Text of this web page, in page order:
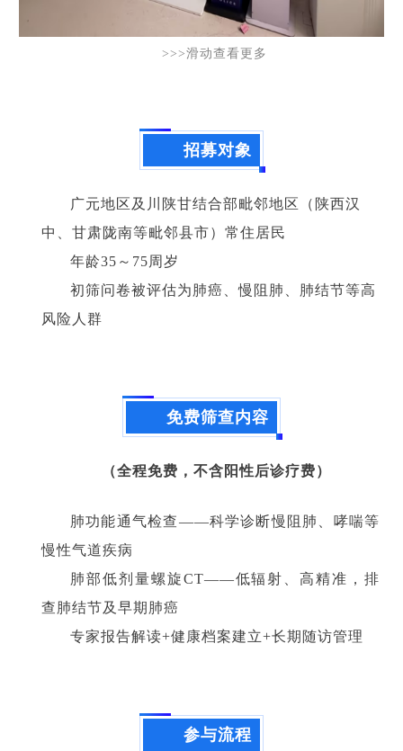
>>>滑动查看更多
招募对象
广元地区及川陕甘结合部毗邻地区（陕西汉
中、甘肃陇南等毗邻县市）常住居民
年龄35～75周岁
初筛问卷被评估为肺癌、慢阻肺、肺结节等高
风险人群
免费筛查内容
（全程免费，不含阳性后诊疗费）
肺功能通气检查——科学诊断慢阻肺、哮喘等
慢性气道疾病
肺部低剂量螺旋CT——低辐射、高精准，排
查肺结节及早期肺癌
专家报告解读+健康档案建立+长期随访管理
参与流程